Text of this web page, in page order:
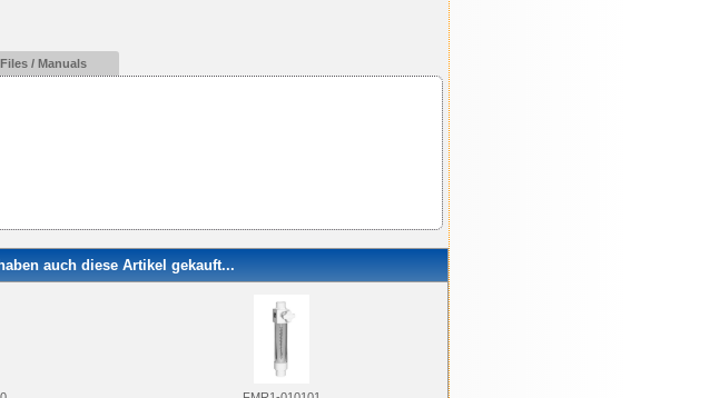
Files / Manuals
auch diese Artikel gekauft...